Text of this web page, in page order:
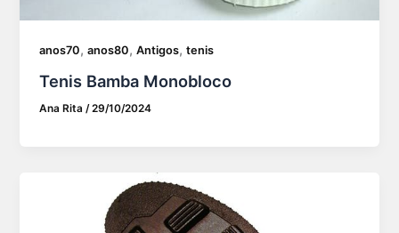
anos70,anos80,Antigos,tenis
Tenis Bamba Monobloco
Ana Rita/29/10/2024